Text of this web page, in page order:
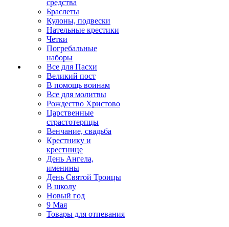
средства
Браслеты
Кулоны, подвески
Нательные крестики
Четки
Погребальные
наборы
Все для Пасхи
Великий пост
В помощь воинам
Все для молитвы
Рождество Христово
Царственные
страстотерпцы
Венчание, свадьба
Крестнику и
крестнице
День Ангела,
именины
День Святой Троицы
В школу
Новый год
9 Мая
Товары для отпевания